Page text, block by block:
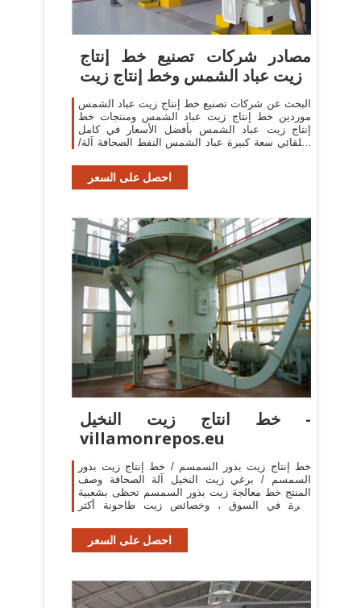
مصادر شركات تصنيع خط إنتاج
زيت عباد الشمس وخط إنتاج زيت
البحث عن شركات تصنيع خط إنتاج زيت عباد الشمس
موردين خط إنتاج زيت عباد الشمس ومنتجات خط
إنتاج زيت عباد الشمس بأفضل الأسعار في كامل
التلقائي سعة كبيرة عباد الشمس النفط الصحافة آلة/
احصل على السعر
خط انتاج زيت النخيل -
villamonrepos.eu
خط إنتاج زيت بذور السمسم / خط إنتاج زيت بذور
السمسم / برغي زيت النخيل آلة الصحافة وصف
المنتج خط معالجة زيت بذور السمسم تحظى بشعبية
كبيرة في السوق ، وخصائص زيت طاحونة أكثر
احصل على السعر